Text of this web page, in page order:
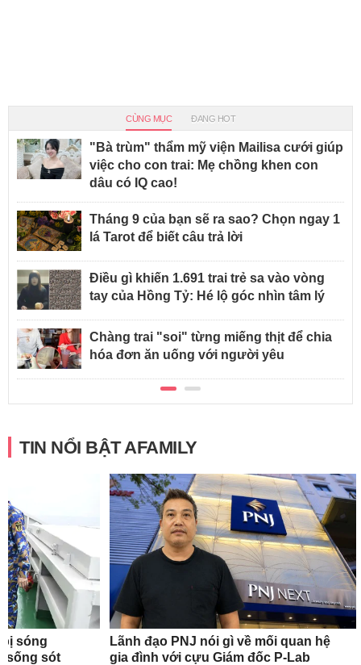
CÙNG MỤC ĐANG HOT
"Bà trùm" thẩm mỹ viện Mailisa cưới giúp
việc cho con trai: Mẹ chồng khen con
dâu có IQ cao!
Tháng 9 của bạn sẽ ra sao? Chọn ngay 1
lá Tarot để biết câu trả lời
Điều gì khiến 1.691 trai trẻ sa vào vòng
tay của Hồng Tỷ: Hé lộ góc nhìn tâm lý
Chàng trai "soi" từng miếng thịt để chia
hóa đơn ăn uống với người yêu
TIN NỔI BẬT AFAMILY
sóng
sống sót
Lãnh đạo PNJ nói gì về mối quan hệ
gia đình với cựu Giám đốc P-Lab